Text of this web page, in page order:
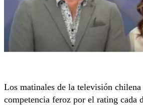
Los matinales de la televisión
competencia feroz por el rating cada